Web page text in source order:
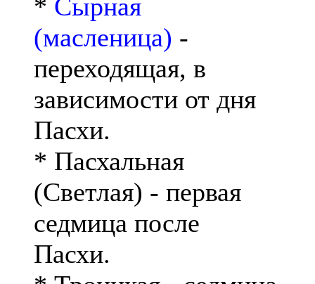
* Сырная
(масленица) -
переходящая, в
зависимости от дня
Пасхи.
* Пасхальная
(Светлая) - первая
седмица после
Пасхи.